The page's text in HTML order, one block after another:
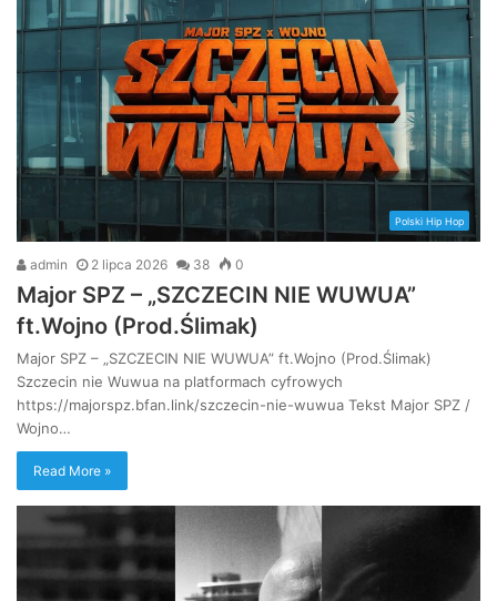
Polski Hip Hop
admin 2 lipca 2026 38 0
Major SPZ – „SZCZECIN NIE WUWUA”
ft.Wojno (Prod.Ślimak)
Major SPZ – „SZCZECIN NIE WUWUA” ft.Wojno (Prod.Ślimak)
Szczecin nie Wuwua na platformach cyfrowych
https://majorspz.bfan.link/szczecin-nie-wuwua Tekst Major SPZ /
Wojno…
Read More »